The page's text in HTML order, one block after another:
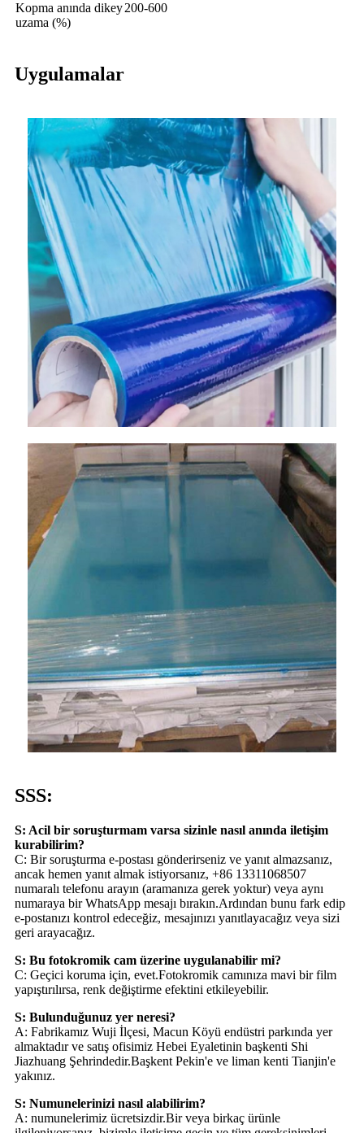
Kopma anında dikey
uzama (%)
200-600
Uygulamalar
SSS:
S: Acil bir soruşturmam varsa sizinle nasıl anında iletişim
kurabilirim?
C: Bir soruşturma e-postası gönderirseniz ve yanıt almazsanız,
ancak hemen yanıt almak istiyorsanız, +86 13311068507
numaralı telefonu arayın (aramanıza gerek yoktur) veya aynı
numaraya bir WhatsApp mesajı bırakın.Ardından bunu fark edip
e-postanızı kontrol edeceğiz, mesajınızı yanıtlayacağız veya sizi
geri arayacağız.
S: Bu fotokromik cam üzerine uygulanabilir mi?
C: Geçici koruma için, evet.Fotokromik camınıza mavi bir film
yapıştırılırsa, renk değiştirme efektini etkileyebilir.
S: Bulunduğunuz yer neresi?
A: Fabrikamız Wuji İlçesi, Macun Köyü endüstri parkında yer
almaktadır ve satış ofisimiz Hebei Eyaletinin başkenti Shi
Jiazhuang Şehrindedir.Başkent Pekin'e ve liman kenti Tianjin'e
yakınız.
S: Numunelerinizi nasıl alabilirim?
A: numunelerimiz ücretsizdir.Bir veya birkaç ürünle